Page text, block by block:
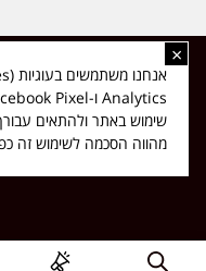
כל הזכויות שמורות ל-ליזה
אמת, נוסד בשנת 2019 | טל' לפרסומים 054-9759222 מייל מערכת
DIGITA
×
שימוש באתר ולהתאים
מהווה הסכמה לשימוש זה